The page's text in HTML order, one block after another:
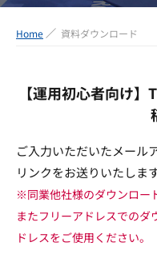
Home 資料ダウンロード
【運用初心者向け
ご入力いただいたメール
リンクをお送りいたします
※同業他社様のダウンロー
またフリーアドレスでのダ
ドレスをご使用ください。